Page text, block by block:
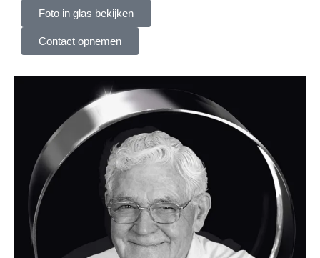
Foto in glas bekijken
Contact opnemen